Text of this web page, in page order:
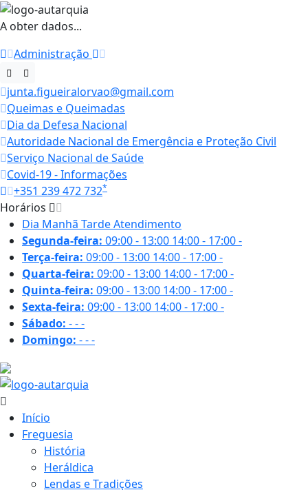
A obter dados...
Administração
junta.figueiralorvao@gmail.com
Queimas e Queimadas
Dia da Defesa Nacional
Autoridade Nacional de Emergência e Proteção Civil
Serviço Nacional de Saúde
Covid-19 - Informações
+351 239 472 732*
Horários
Dia Manhã TardeAtendimento
Segunda-feira: 09:00 - 13:00 14:00 - 17:00-
Terça-feira: 09:00 - 13:00 14:00 - 17:00-
Quarta-feira: 09:00 - 13:00 14:00 - 17:00-
Quinta-feira: 09:00 - 13:00 14:00 - 17:00-
Sexta-feira: 09:00 - 13:00 14:00 - 17:00-
Sábado: ---
Domingo: ---
Início
Freguesia
História
Heráldica
Lendas e Tradições